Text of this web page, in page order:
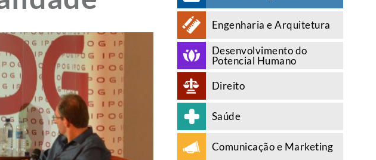
Engenharia e Arquitetura
Desenvolvimento do
Potencial Humano
Direito
Saúde
Comunicação e Marketing